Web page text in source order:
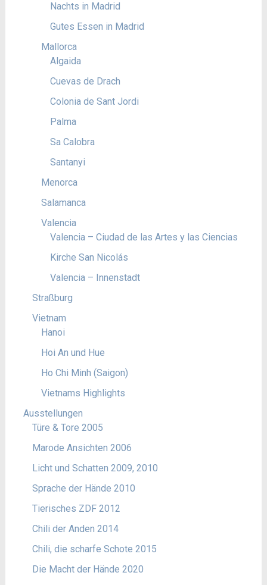
Nachts in Madrid
Gutes Essen in Madrid
Mallorca
Algaida
Cuevas de Drach
Colonia de Sant Jordi
Palma
Sa Calobra
Santanyi
Menorca
Salamanca
Valencia
Valencia – Ciudad de las Artes y las Ciencias
Kirche San Nicolás
Valencia – Innenstadt
Straßburg
Vietnam
Hanoi
Hoi An und Hue
Ho Chi Minh (Saigon)
Vietnams Highlights
Ausstellungen
Türe & Tore 2005
Marode Ansichten 2006
Licht und Schatten 2009, 2010
Sprache der Hände 2010
Tierisches ZDF 2012
Chili der Anden 2014
Chili, die scharfe Schote 2015
Die Macht der Hände 2020